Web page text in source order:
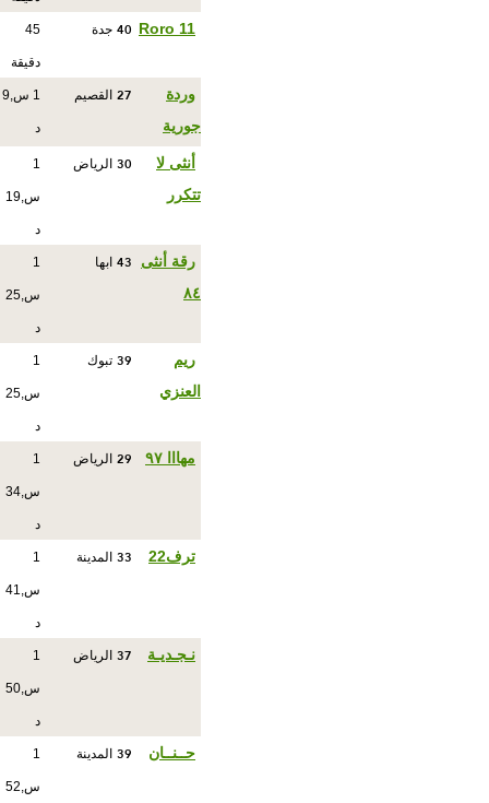
Roro 11
40 جدة 45
دقيقة
وردة
جورية
27 القصيم 1 س,9
د
أنثى لا
تتكرر
30 الرياض 1
س,19
د
رقة أنثى
٨٤
43 ابها 1
س,25
د
ريم
العنزي
39 تبوك 1
س,25
د
مهااا ٩٧ 29 الرياض 1
س,34
د
ترف22 33 المدينة 1
س,41
د
نـجـديـة 37 الرياض 1
س,50
د
حــنــان 39 المدينة 1
س,52